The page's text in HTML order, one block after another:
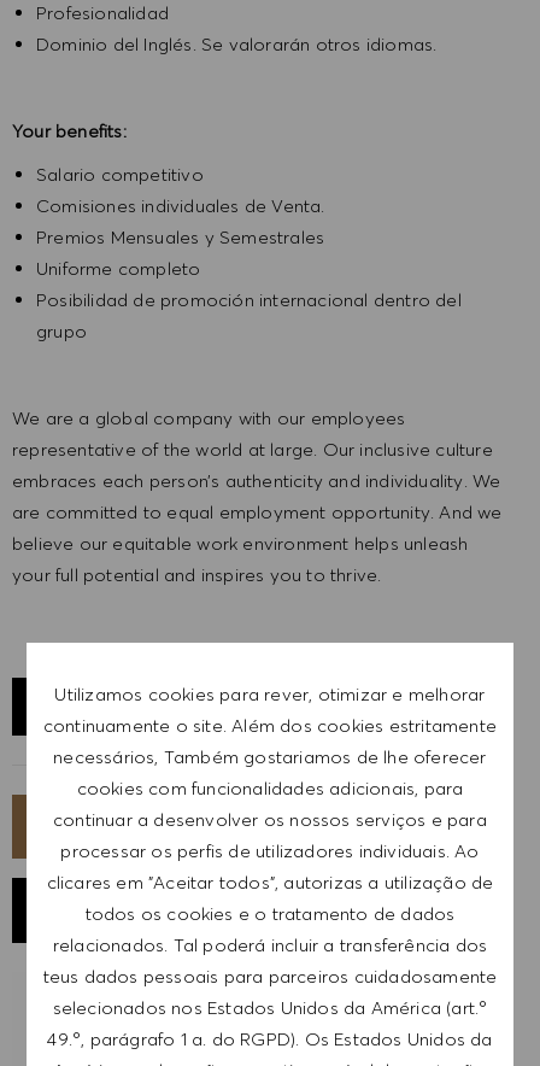
Utilizamos cookies para rever, otimizar e melhorar
continuamente o site. Além dos cookies estritamente
necessários, Também gostariamos de lhe oferecer
cookies com funcionalidades adicionais, para
continuar a desenvolver os nossos serviços e para
processar os perfis de utilizadores individuais. Ao
clicares em "Aceitar todos", autorizas a utilização de
todos os cookies e o tratamento de dados
relacionados. Tal poderá incluir a transferência dos
teus dados pessoais para parceiros cuidadosamente
selecionados nos Estados Unidos da América (art.º
49.º, parágrafo 1 a. do RGPD). Os Estados Unidos da
Profesionalidad
Dominio del Inglés. Se valorarán otros idiomas.
Your benefits:
Salario competitivo
Comisiones individuales de Venta.
Premios Mensuales y Semestrales
Uniforme completo
Posibilidad de promoción internacional dentro del
grupo
We are a global company with our employees
representative of the world at large. Our inclusive culture
embraces each person’s authenticity and individuality. We
are committed to equal employment opportunity. And we
believe our equitable work environment helps unleash
your full potential and inspires you to thrive.
EXPLORAR LOCALIZAÇÃO
CANDIDATA-TE AGORA
GUARDAR EMPREGO
RECEBER NOTIFICAÇÕES DE EMPREGOS
SEMELHANTES